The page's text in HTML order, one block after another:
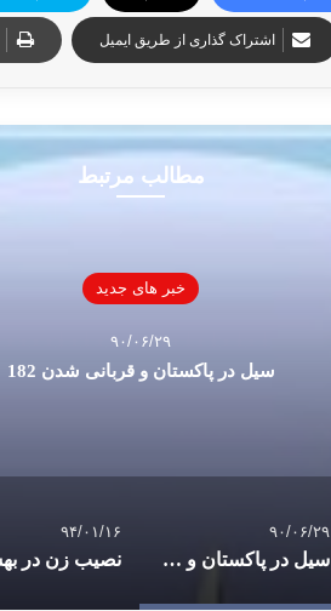
اشتراک گذاری از طریق ایمیل
مطالب مرتبط
خبر های جدید
۹۰/۰۶/۲۹
سيل در پاکستان و قربانی شدن 182
۹۰/۰۶/۲۹
سيل در پاکستان و قربانی شدن 182
۹۴/۰۱/۱۶